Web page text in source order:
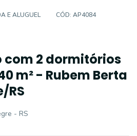
E ALUGUEL CÓD: AP4084
2 dormitórios
m² - Rubem Berta
RS
- RS